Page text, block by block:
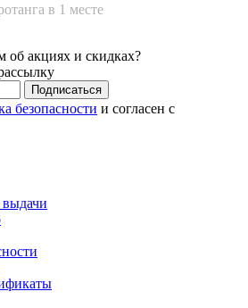
в 1 месте
об акциях и скидках?
Подписаться
безопасности и согласен с
выдачи